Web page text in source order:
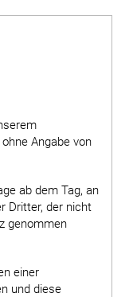
Angabe von
ab dem Tag, an
Dritter, der nicht
genommen
einer
und diese